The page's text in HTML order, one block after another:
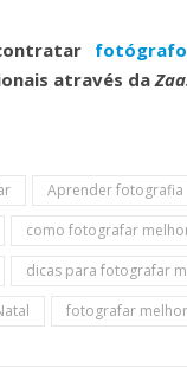
através da
Aprender fotografia
como fotografar
dicas para fotografar
fotografar melhor